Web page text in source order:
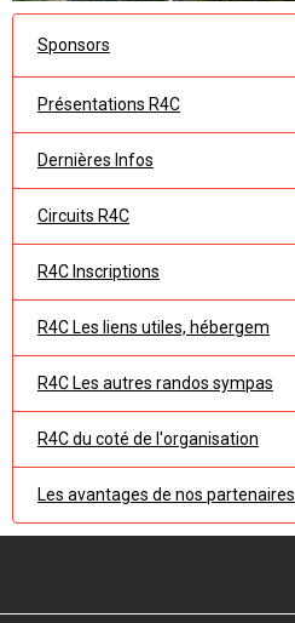
Sponsors
Présentations R4C
Dernières Infos
Circuits R4C
R4C Inscriptions
R4C Les liens utiles, hébergem
R4C Les autres randos sympas
R4C du coté de l'organisation
Les avantages de nos partenaires